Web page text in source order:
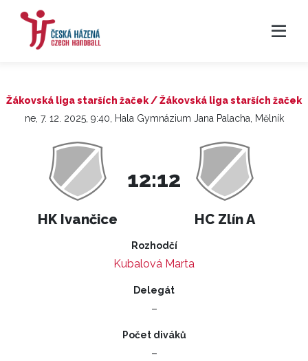
Žákovská liga starších žaček / Žákovská liga starších žaček
ne, 7. 12. 2025, 9:40, Hala Gymnázium Jana Palacha, Mělník
HK Ivančice
12:12
HC Zlín A
Rozhodčí
Kubalová Marta
Delegát
–
Počet diváků
–